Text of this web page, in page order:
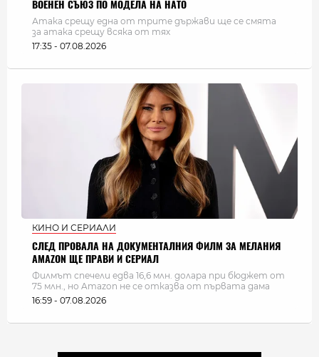
ВОЕНЕН СЪЮЗ ПО МОДЕЛА НА НАТО
Атака срещу една от трите държави ще се смята
за атака срещу всяка от тях
17:35 - 07.08.2026
КИНО И СЕРИАЛИ
СЛЕД ПРОВАЛА НА ДОКУМЕНТАЛНИЯ ФИЛМ ЗА МЕЛАНИЯ
AMAZON ЩЕ ПРАВИ И СЕРИАЛ
Филмът спечели едва 16,6 млн. долара при бюджет от
75 млн., но Amazon не се отказва от първата дама
16:59 - 07.08.2026